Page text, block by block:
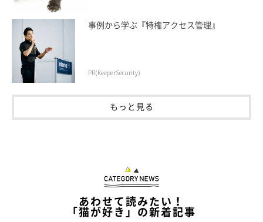
事例から学ぶ『特権アクセス管理』
PR(KeeperSecurity)
もっと見る
あわせて読みたい！
「猫が好き」の新着記事